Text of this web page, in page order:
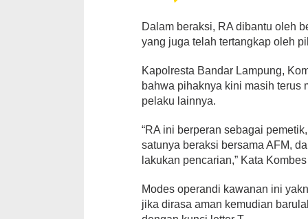
Dalam beraksi, RA dibantu oleh
yang juga telah tertangkap oleh
Kapolresta Bandar Lampung,
bahwa pihaknya kini masih terus
pelaku lainnya.
“RA ini berperan sebagai
satunya beraksi bersama AFM,
lakukan pencarian,” Kata
Modes operandi kawanan ini
jika dirasa aman kemudian
PAN Kota Bandar Lampung
Bergerak Cepat, Ringankan
Beban Keluarga Korban
Kebakara…
Di Bandar Lampung, Duka, Politik Juli 11, 2026